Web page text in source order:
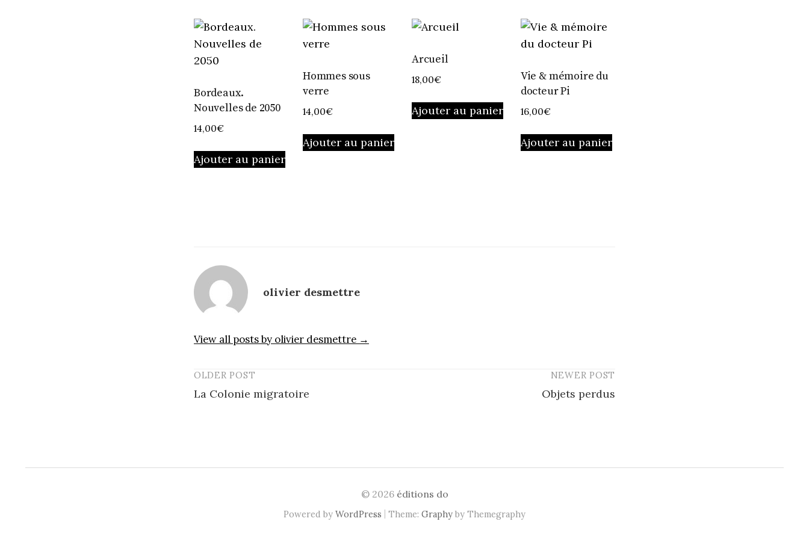
Bordeaux.
Nouvelles de 2050
14,00€
Ajouter au panier
Hommes sous
verre
14,00€
Ajouter au panier
Arcueil
18,00€
Ajouter au panier
Vie & mémoire du
docteur Pi
16,00€
Ajouter au panier
olivier desmettre
View all posts by olivier desmettre →
Post
navigation
OLDER POST
La Colonie migratoire
NEWER POST
Objets perdus
© 2026 éditions do
Powered by WordPress | Theme: Graphy by Themegraphy